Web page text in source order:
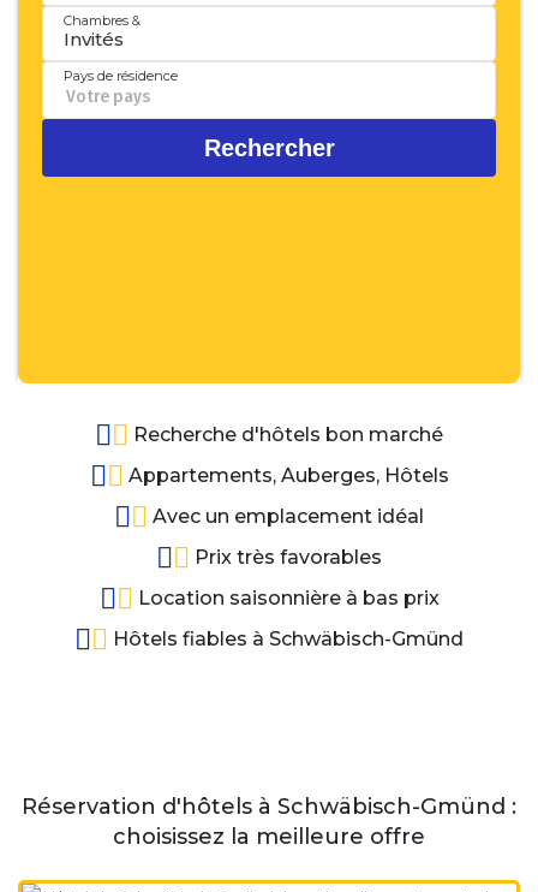
Recherche d'hôtels bon marché
Appartements, Auberges, Hôtels
Avec un emplacement idéal
Prix très favorables
Location saisonnière à bas prix
Hôtels fiables à Schwäbisch-Gmünd
Réservation d'hôtels à Schwäbisch-Gmünd :
choisissez la meilleure offre